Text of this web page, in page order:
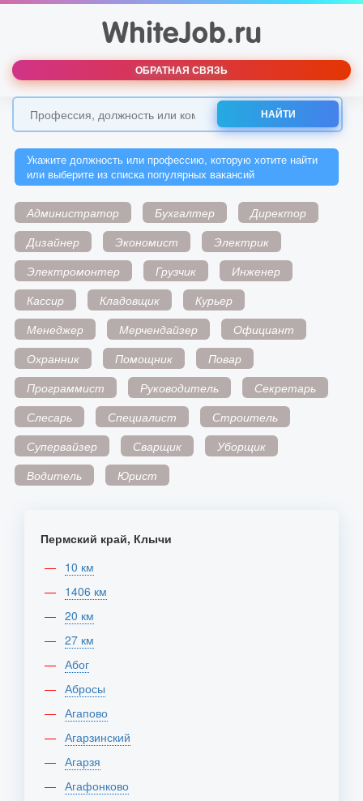
ОБРАТНАЯ СВЯЗЬ
НАЙТИ
Укажите должность или профессию, которую хотите найти
или выберите из списка популярных вакансий
Администратор Бухгалтер
Директор
Дизайнер
Экономист
Электрик
Электромонтер
Грузчик
Инженер
Кассир
Кладовщик
Курьер
Менеджер
Мерчендайзер
Официант
Охранник
Помощник
Повар
Программист
Руководитель
Секретарь
Слесарь
Специалист
Строитель
Супервайзер
Сварщик
Уборщик
Водитель
Юрист
Пермский край, Клычи
10 км
1406 км
20 км
27 км
Абог
Абросы
Агапово
Агарзинский
Агарзя
Агафонково